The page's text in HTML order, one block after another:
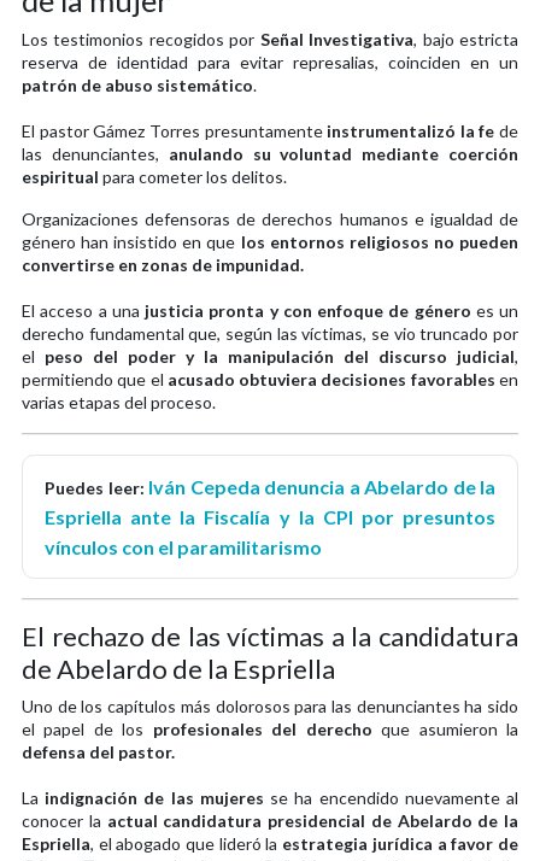
Los testimonios recogidos por Señal Investigativa, bajo estricta
reserva de identidad para evitar represalias, coinciden en un
patrón de abuso sistemático.
El pastor Gámez Torres presuntamente instrumentalizó la fe de
las denunciantes, anulando su voluntad mediante coerción
espiritual para cometer los delitos.
Organizaciones defensoras de derechos humanos e igualdad de
género han insistido en que los entornos religiosos no pueden
convertirse en zonas de impunidad.
El acceso a una justicia pronta y con enfoque de género es un
derecho fundamental que, según las víctimas, se vio truncado por
el peso del poder y la manipulación del discurso judicial,
permitiendo que el acusado obtuviera decisiones favorablesen
varias etapas del proceso.
Puedes leer: Iván Cepeda denuncia a Abelardo de la
Espriella ante la Fiscalía y la CPI por presuntos
vínculos con el paramilitarismo
El rechazo de las víctimas a la candidatura
de Abelardo de la Espriella
Uno de los capítulos más dolorosos para las denunciantes ha sido
el papel de los profesionales del derecho que asumieron la
defensa del pastor.
La indignación de las mujeres se ha encendido nuevamente al
conocer la actual candidatura presidencial de Abelardo de la
Espriella, el abogado que lideró la estrategia jurídica a favor de